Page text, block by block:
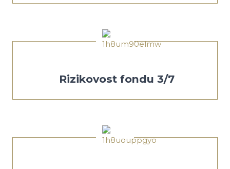
Rizikovost fondu 3/7